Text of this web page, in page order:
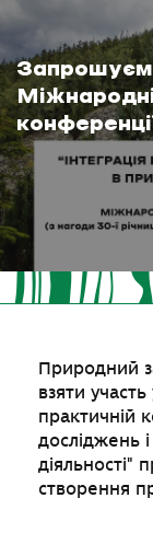
Природний
взяти
практичній
досліджень
діяльності"
створення